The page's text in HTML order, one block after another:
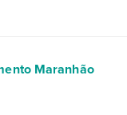
Maranhão